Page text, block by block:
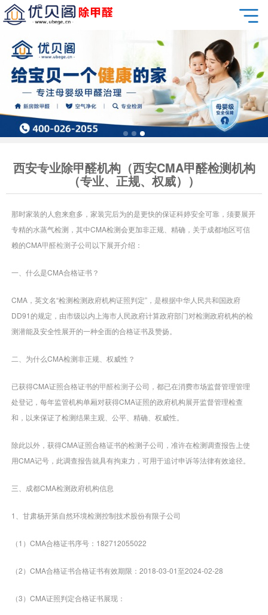
西安专业除甲醛机构（西安CMA甲醛检测机构
（专业、正规、权威））
那时家装的人愈来愈多，家装完后为的是更快的保证科婷安全可靠，须要展开
专精的水蒸气检测，其中CMA检测会更加非正规、精确，关于成都地区可信
赖的CMA甲醛检测子公司以下展开介绍：
一、什么是CMA合格证书？
CMA，英文名“检测检测政府机构证照判定”，是根据中华人民共和国政府
DD91的规定，由市级以内上海市人民政府计算政府部门对检测政府机构的检
测潜能及安全性展开的一种全面的合格证书及赞扬。
二、为什么CMA检测非正规、权威性？
已获得CMA证照合格证书的甲醛检测子公司，都已在消费市场监督管理管理
处登记，每年监管机构单厢对获得CMA证照的政府机构展开监督管理检查
和，以来保证了检测结果主观、公平、精确、权威性。
除此以外，获得CMA证照合格证书的检测子公司，准许在检测调查报告上使
用CMA记号，此调查报告就具有拘束力，可用于追讨申诉等法律有效途径。
三、成都CMA检测政府机构信息
1、甘肃杨开第自然环境检测控制技术股份有限子公司
（1）CMA合格证书序号：182712055022
（2）CMA合格证书合格证书有效期限：2018-03-01至2024-02-28
（3）CMA证照判定合格证书展现：